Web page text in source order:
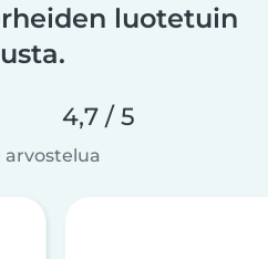
luotetuin
4,7 / 5
arvostelua